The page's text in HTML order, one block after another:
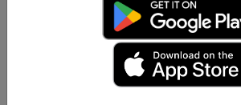
Factor XIII kết nối các sợi fibrin với
liên kết chéo, tăng sự ổn định của
ngăn chặn sự phân tách của các sợi
Tác động của các yếu tố này là tạo ra
fibrin dày đặc, chặn chất lỏng máu